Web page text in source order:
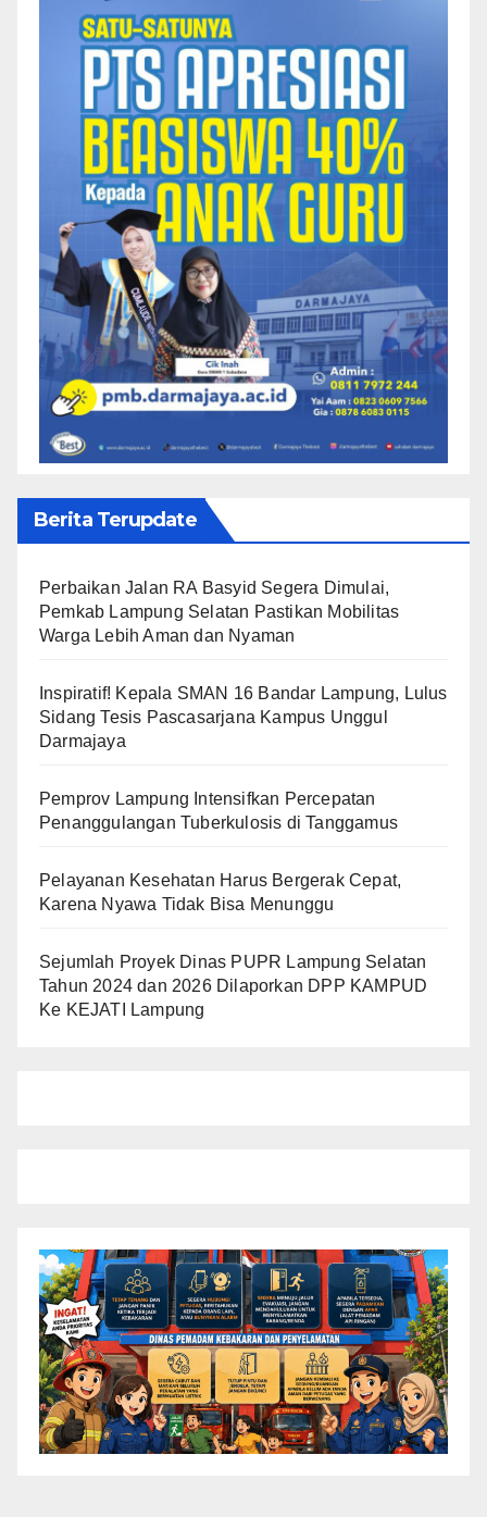
Berita Terupdate
Perbaikan Jalan RA Basyid Segera Dimulai,
Pemkab Lampung Selatan Pastikan Mobilitas
Warga Lebih Aman dan Nyaman
Inspiratif! Kepala SMAN 16 Bandar Lampung, Lulus
Sidang Tesis Pascasarjana Kampus Unggul
Darmajaya
Pemprov Lampung Intensifkan Percepatan
Penanggulangan Tuberkulosis di Tanggamus
Pelayanan Kesehatan Harus Bergerak Cepat,
Karena Nyawa Tidak Bisa Menunggu
Sejumlah Proyek Dinas PUPR Lampung Selatan
Tahun 2024 dan 2026 Dilaporkan DPP KAMPUD
Ke KEJATI Lampung